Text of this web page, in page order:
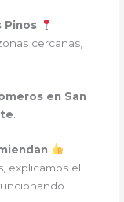
Pinos
cercanas,
en San
explicamos el